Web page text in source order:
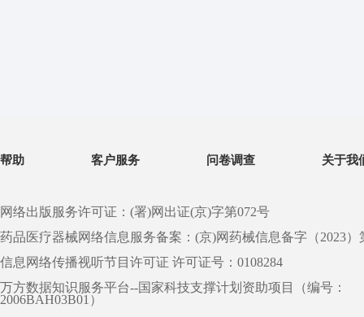
帮助 客户服务 问卷调查 关于我
网络出版服务许可证：(署)网出证(京)字第072号
药品医疗器械网络信息服务备案：(京)网药械信息备字（2023）
信息网络传播视听节目许可证 许可证号：0108284
万方数据知识服务平台--国家科技支撑计划资助项目（编号：
2006BAH03B01）